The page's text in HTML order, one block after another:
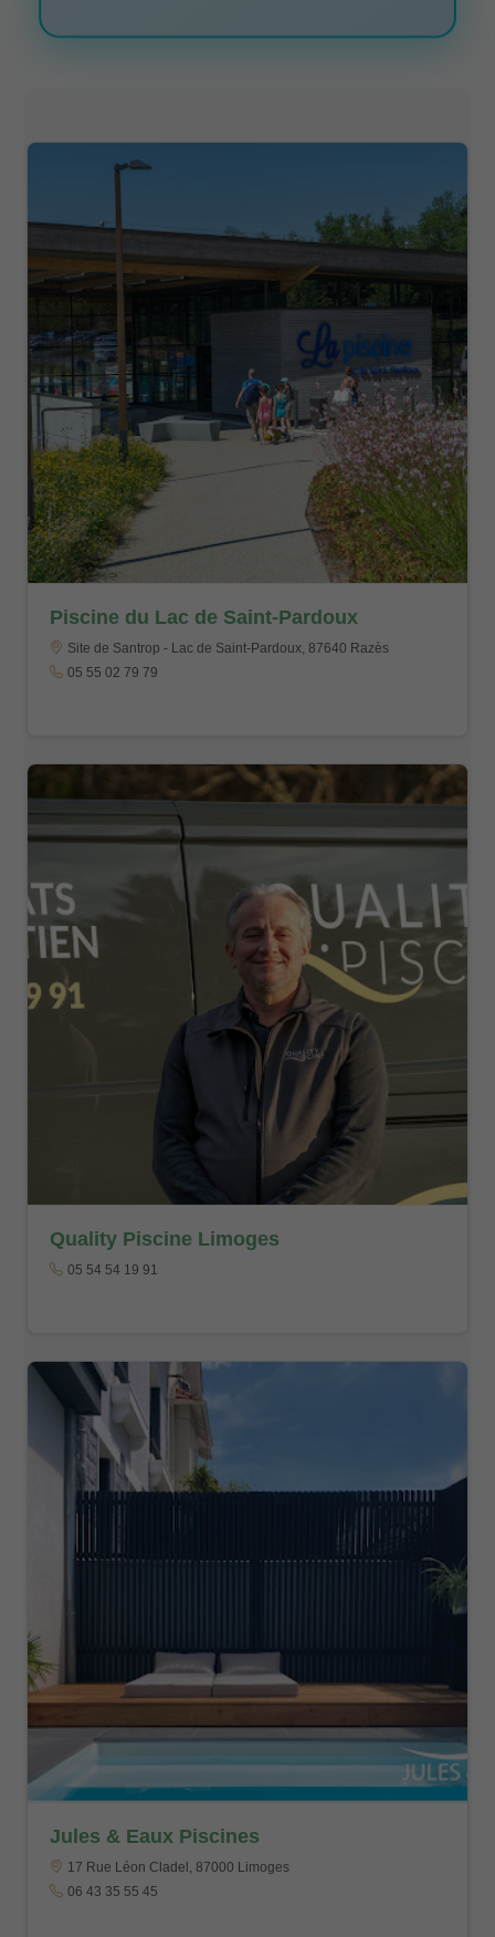
Piscine du Lac de Saint-Pardoux
Site de Santrop - Lac de Saint-Pardoux, 87640 Razès
05 55 02 79 79
Quality Piscine Limoges
05 54 54 19 91
Jules & Eaux Piscines
17 Rue Léon Cladel, 87000 Limoges
06 43 35 55 45